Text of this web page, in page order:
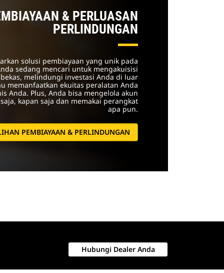
& PERLUASAN
PERLINDUNGAN
solusi pembiayaan yang unik pada
sedang mencari untuk mengakuisisi
melindungi investasi Anda di luar
memanfaatkan ekuitas peralatan Anda
Anda. Plus, Anda bisa mengelola akun
kapan saja dan memakai perangkat
apa pun.
PEMBIAYAAN & PERLINDUNGAN
Hubungi Dealer Anda